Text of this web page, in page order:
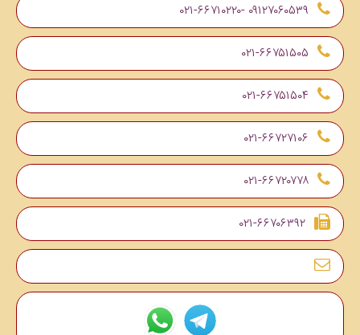
۰۹۱۲۷۰۶۰۵۳۹ -۰۲۱-۶۶۷۱۰۲۲۰
۰۲۱-۶۶۷۵۱۵۰۵
۰۲۱-۶۶۷۵۱۵۰۴
۰۲۱-۶۶۷۲۷۱۰۶
۰۲۱-۶۶۷۲۰۷۷۸
۰۲۱-۶۶۷۰۶۳۹۲